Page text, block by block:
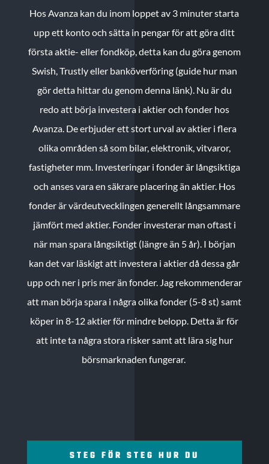
Hos Avanza kan du inom loppet av 3 minuter starta
upp ett konto och sätta in pengar för att göra ditt
första aktie- eller fondköp, detta kan du göra genom
Swish, Trustly eller banköverföring (guide hur man
gör detta hittar du genom denna länk). Nu är du
redo att börja investera i aktier och fonder hos
Avanza. De erbjuder ett stort urval av aktier i flera
olika områden så som bilar, elektronik, vitvaror,
fastigheter mm. Investeringar i fonder är långsiktiga
och anses vara en säkrare placering än aktier. Hos
fonder är värdeutvecklingen generellt långsammare
jämfört med aktier. Fonder investerar man oftast i
när man spara långsiktigt (längre än 5 år). I början
kan det var läskigt att investera i aktier då dessa går
upp och ner i pris mer än fonder. Jag rekommenderar
att man börja spara i några olika fonder (5-8 st) samt
köper in 8-12 aktier för mindre belopp. Detta är för
att inte ta några stora risker samt att lära sig hur
börsmarknaden fungerar.
STEG FÖR STEG HUR DU